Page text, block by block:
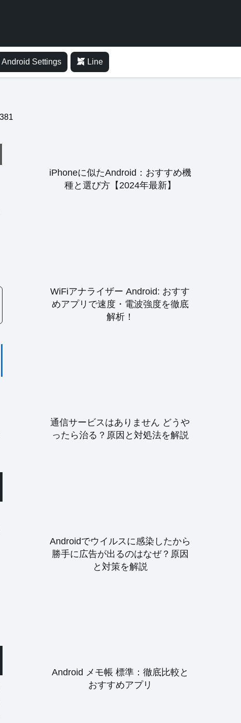
Android Settings Line
iPhoneに似たAndroid：おすすめ機
種と選び方【2024年最新】
WiFiアナライザー Android: おすす
めアプリで速度・電波強度を徹底
解析！
通信サービスはありません どうや
ったら治る？原因と対処法を解説
Androidでウイルスに感染したから
勝手に広告が出るのはなぜ？原因
と対策を解説
Android メモ帳 標準：徹底比較と
おすすめアプリ